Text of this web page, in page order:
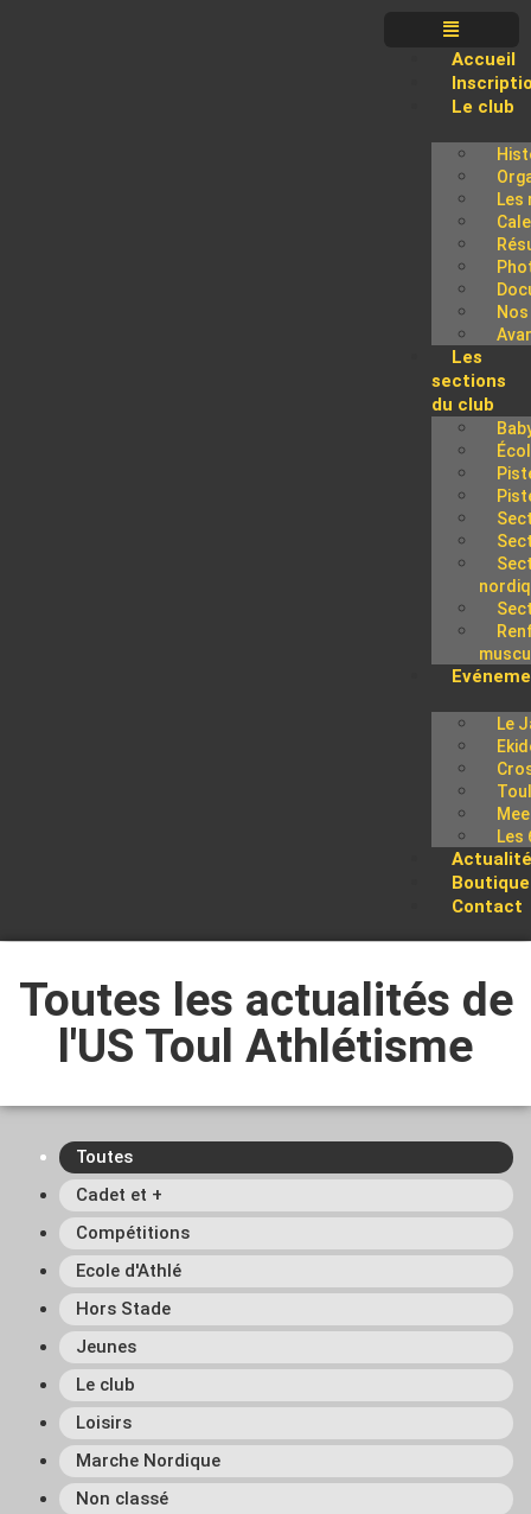
Accueil
Le club
Les
Les
sections
du club
Le
Les
Boutique
Contact
Toutes les actualités de
l'US Toul Athlétisme
Toutes
Cadet et +
Compétitions
Ecole d'Athlé
Hors Stade
Jeunes
Le club
Loisirs
Marche Nordique
Non classé